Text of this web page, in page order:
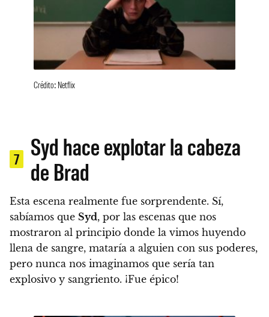
Crédito: Netflix
7
Syd hace explotar la cabeza
de Brad
Esta escena realmente fue sorprendente. Sí,
sabíamos que Syd, por las escenas que nos
mostraron al principio donde la vimos huyendo
llena de sangre, mataría a alguien con sus poderes,
pero nunca nos imaginamos que sería tan
explosivo y sangriento. ¡Fue épico!